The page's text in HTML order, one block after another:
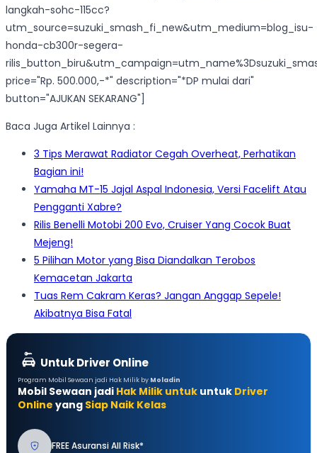
langkah-sohc-115cc?
utm_source=suzuki_smash_fi_new&utm_medium=blog_isu-
honda-cb300r-segera-
price="Rp. 500.000,-*" description="*DP mulai dari"
button="AJUKAN SEKARANG"]
Baca Juga Artikel Lainnya :
3 Tips Merawat Radiator Cegah Overheat, Perhatikan
Bagian ini!
Yamaha MT-15 Jajal Aspal Indonesia, Versi Facelift Atau
Pengganti Xabre?
Rilis Benelli Motobi 200 Evo, Cruiser Yang Cocok Buat
Mejeng!
5 Pilihan Motor yang Bisa Diandalkan Terobos
Kemacetan Jakarta
Tuas Rem Cakram Keras? Jangan Anggap Sepele!
Akibatnya Bisa Fatal
Untuk Driver Online
Program Mobil Sewaan jadi Hak Milik by Moladin
Mobil Sewaan jadi Hak Milik untuk untuk Driver
Online yang Siap Naik Kelas
FREE Asuransi All Risk*